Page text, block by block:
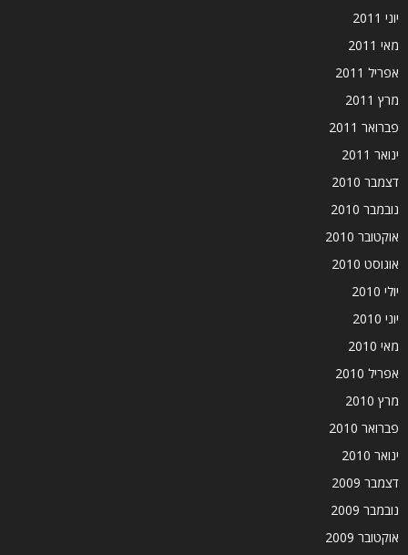
יוני 2011
מאי 2011
אפריל 2011
מרץ 2011
פברואר 2011
ינואר 2011
דצמבר 2010
נובמבר 2010
אוקטובר 2010
אוגוסט 2010
יולי 2010
יוני 2010
מאי 2010
אפריל 2010
מרץ 2010
פברואר 2010
ינואר 2010
דצמבר 2009
נובמבר 2009
אוקטובר 2009